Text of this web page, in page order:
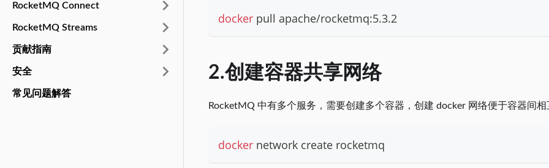
RocketMQ Connect
RocketMQ Streams
贡献指南
安全
常见问题解答
docker pull apache/rocketmq:5.3.2
2.创建容器共享网络
RocketMQ 中有多个服务，需要创建多个容器，创建 docker 网络便于容器间
docker network create rocketmq